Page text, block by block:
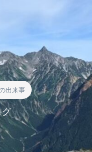
出来事
グ